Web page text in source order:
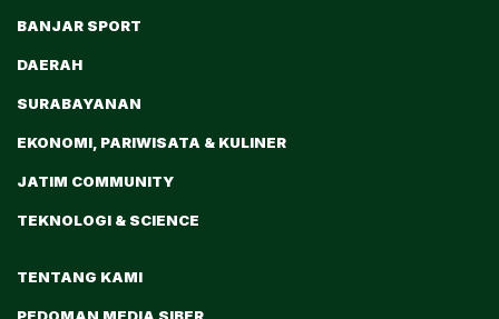
BANJAR SPORT
DAERAH
SURABAYANAN
EKONOMI, PARIWISATA & KULINER
JATIM COMMUNITY
TEKNOLOGI & SCIENCE
TENTANG KAMI